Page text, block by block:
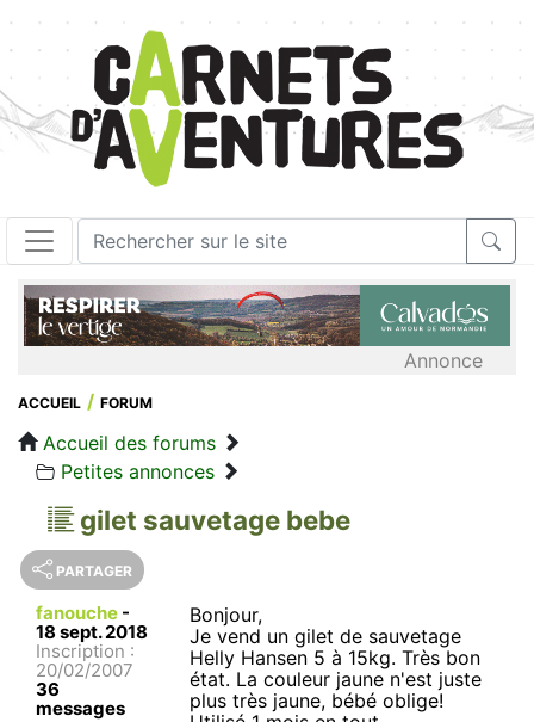
Annonce
ACCUEIL FORUM
Accueil des forums
Petites annonces
gilet sauvetage bebe
PARTAGER
fanouche -
18 sept. 2018
Inscription :
20/02/2007
36
messages
Bonjour,
Je vend un gilet de sauvetage
Helly Hansen 5 à 15kg. Très bon
état. La couleur jaune n'est juste
plus très jaune, bébé oblige!